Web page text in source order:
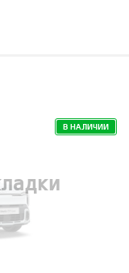
В НАЛИЧИИ